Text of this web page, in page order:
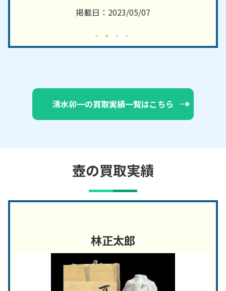
掲載日：2023/05/07
清水卯一の買取実績一覧はこちら
壺の買取実績
林正太郎